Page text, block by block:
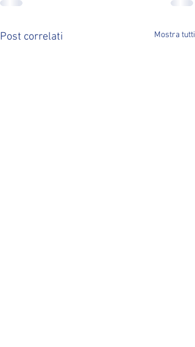
Post correlati Mostra tutti